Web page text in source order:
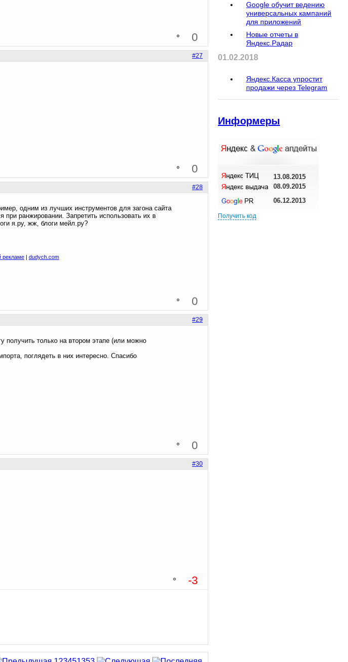
0
#27
0
#28
одним из лучших инструментов для загона сайта
при ранжировании. Запретить использовать их в
я.ру, жж, блоги мейл.ру?
рекламе | dudych.com
0
#29
только на втором этапе (или можно
поглядеть в них интересно. Спасибо
0
#30
-3
Google обучит ведению
универсальных кампаний
для приложений
Новые отчеты в
Яндекс.Радар
01.02.2018
Яндекс.Касса упростит
продажи через Telegram
Информеры
13.08.2015
08.09.2015
06.12.2013
Получить код